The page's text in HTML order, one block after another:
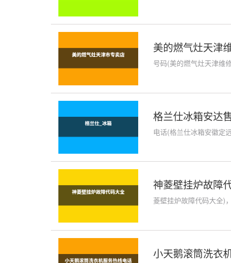
美的燃气灶天津
号码(美的燃气灶天津维
格兰仕冰箱安达
电话(格兰仕冰箱安徽定
神菱壁挂炉故障
菱壁挂炉故障代码大全)
小天鹅滚筒洗衣